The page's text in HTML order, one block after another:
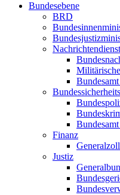
Bundesebene
BRD
Finanz
Justiz